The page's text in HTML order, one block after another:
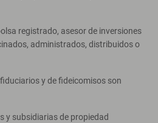
registrado, asesor de inversiones
administrados, distribuidos o
y de fideicomisos son
y subsidiarias de propiedad